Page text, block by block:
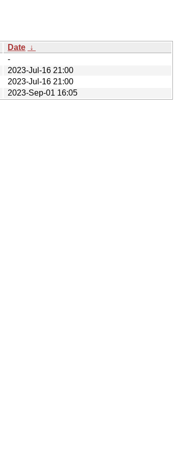
Date ↓
-
2023-Jul-16 21:00
2023-Jul-16 21:00
2023-Sep-01 16:05